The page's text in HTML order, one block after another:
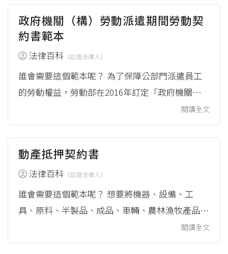
僱」的情況，也就是對於事務性、簡易性等任務，
以行政契約定期僱用時，行政院與所屬中央及地方
各機關，以及從事這樣任務的行政或技術工作人
員，會需要約僱人員僱用契約書範本；不過要注意
的是，有兩種選擇方式，一種是適...
政府機關（構）勞動派遣期間勞動契
約書範本
法律百科 （認證法律人）
誰會需要這個範本呢？ 為了保障公部門派遣員工
的勞動權益，勞動部在2016年訂定「政府機關
（構）勞動派遣期間勞動契約書範本」，當有政府
採購中勞務採購案件時，適用政府採購法的政府機
關、公立學校及公營事業與派遣勞工之間的勞動契
約，可參考此契約範本。 因此，政府機關、公立
學校及公營事業，還有受僱的派遣勞工，會有參考
這個範本的需要。 範本的來源 政府機關（構）勞
動派遣期間勞動契約書範本，來自勞動部（2018...
閱讀全文
動產抵押契約書
法律百科 （認證法律人）
誰會需要這個範本呢？ 想要將機器、設備、工
具、原料、半製品、成品、車輛、農林漁牧產品、
牲畜、船舶設定抵押權，向別人借錢的人會需要。
動產抵押的基本概念，跟不動產設定抵押權一樣。
閱讀全文